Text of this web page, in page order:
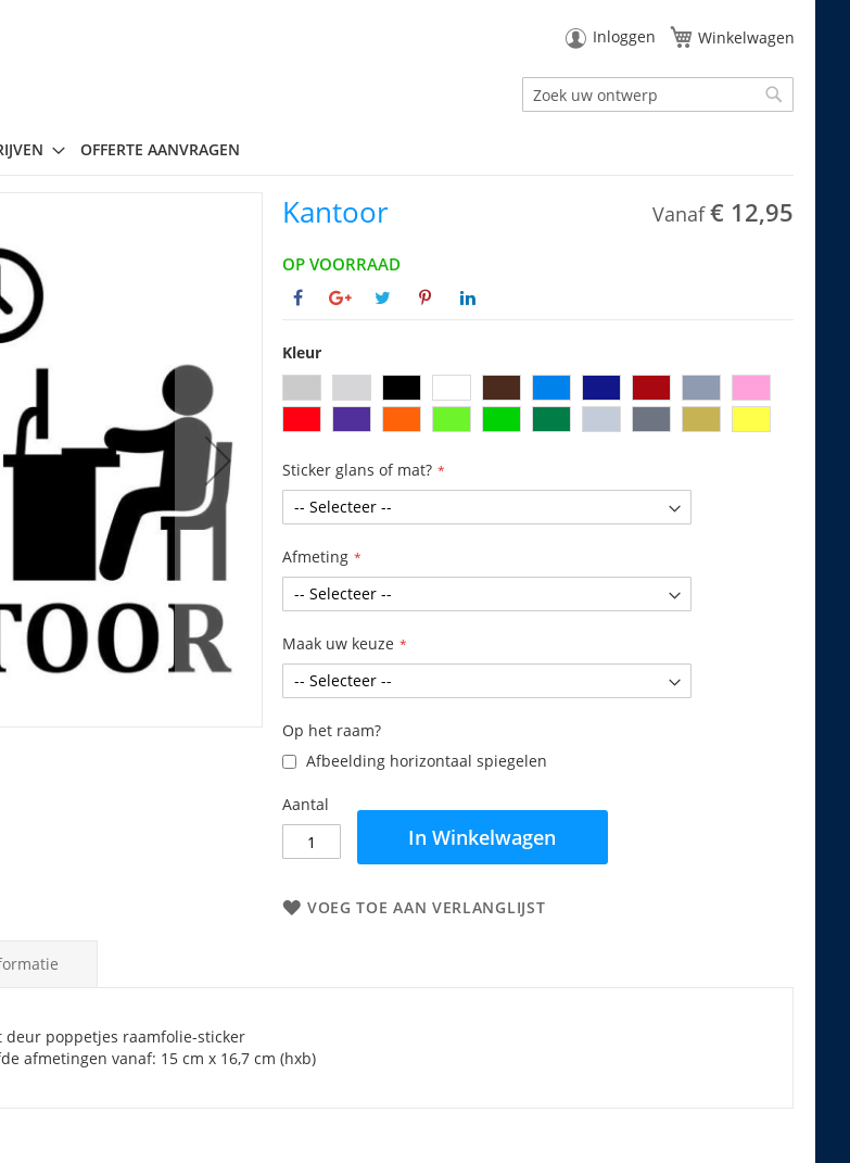
Inloggen Winkelwagen
Zoek
OFFERTE AANVRAGEN
Kantoor Vanaf € 12,95
OP VOORRAAD
Kleur
Sticker glans of mat?
Afmeting
Maak uw keuze
Op het raam?
Afbeelding horizontaal spiegelen
Aantal
In Winkelwagen
VOEG TOE AAN VERLANGLIJST
poppetjes raamfolie-sticker
afmetingen vanaf: 15 cm x 16,7 cm (hxb)